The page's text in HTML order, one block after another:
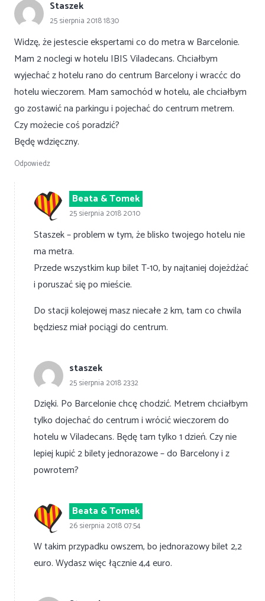
Staszek
25 sierpnia 2018 18:30
Widzę, że jestescie ekspertami co do metra w Barcelonie.
Mam 2 noclegi w hotelu IBIS Viladecans. Chciałbym
wyjechać z hotelu rano do centrum Barcelony i wracćc do
hotelu wieczorem. Mam samochód w hotelu, ale chciałbym
go zostawić na parkingu i pojechać do centrum metrem.
Czy możecie coś poradzić?
Będę wdzięczny.
Odpowiedz
Beata & Tomek
25 sierpnia 2018 20:10
Staszek – problem w tym, że blisko twojego hotelu nie
ma metra.
Przede wszystkim kup bilet T-10, by najtaniej dojeżdżać
i poruszać się po mieście.
Do stacji kolejowej masz niecałe 2 km, tam co chwila
będziesz miał pociągi do centrum.
staszek
25 sierpnia 2018 23:32
Dzięki. Po Barcelonie chcę chodzić. Metrem chciałbym
tylko dojechać do centrum i wrócić wieczorem do
hotelu w Viladecans. Będę tam tylko 1 dzień. Czy nie
lepiej kupić 2 bilety jednorazowe – do Barcelony i z
powrotem?
Beata & Tomek
26 sierpnia 2018 07:54
W takim przypadku owszem, bo jednorazowy bilet 2,2
euro. Wydasz więc łącznie 4,4 euro.